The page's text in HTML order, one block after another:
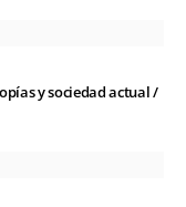
y sociedad actual /